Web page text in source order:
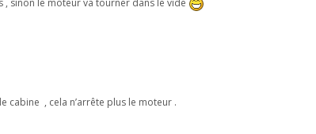
cabine , cela n’arrête plus le moteur .